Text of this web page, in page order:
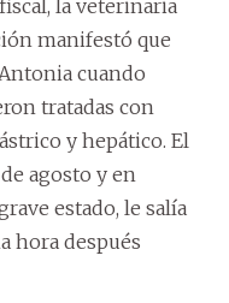
la veterinaria
manifestó que
cuando
tratadas con
y hepático. El
agosto y en
estado, le salía
hora después